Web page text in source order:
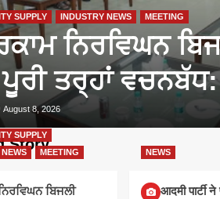
SUPPLY INDUSTRY NEWS MEETING
ਨਿਰਵਿਘਨ
ਤਰ੍ਹਾਂ
August 8, 2026
Story
SUPPLY
MEETING
ਬਿਜਲੀ
NEWS
आम आदमी पार्टी